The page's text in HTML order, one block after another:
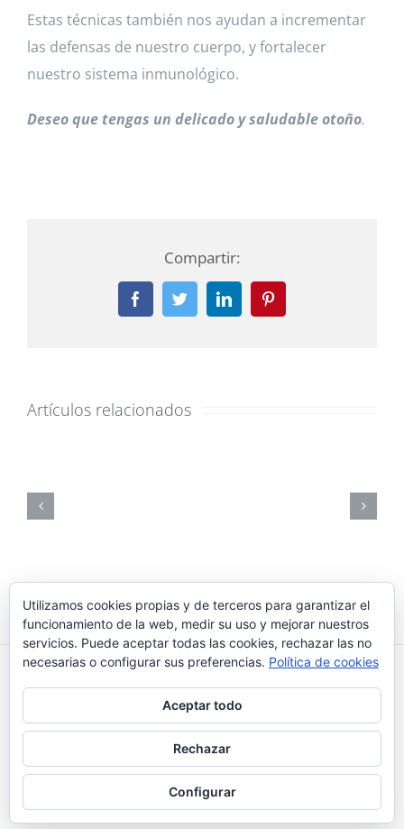
Estas técnicas también nos ayudan a incrementar
las defensas de nuestro cuerpo, y fortalecer
nuestro sistema inmunológico.
Deseo que tengas un delicado y saludable otoño.
Compartir:
FacebookTwitterLinkedInPinterest
Artículos relacionados
Reikiaiumi 2018 © |¿Qué son las cookies?|Política de
cookies|Aviso Legal
InstagramFacebook
Utilizamos cookies propias y de terceros para garantizar el
funcionamiento de la web, medir su uso y mejorar nuestros
servicios. Puede aceptar todas las cookies, rechazar las no
necesarias o configurar sus preferencias. Política de cookies
Aceptar todo
Rechazar
Configurar